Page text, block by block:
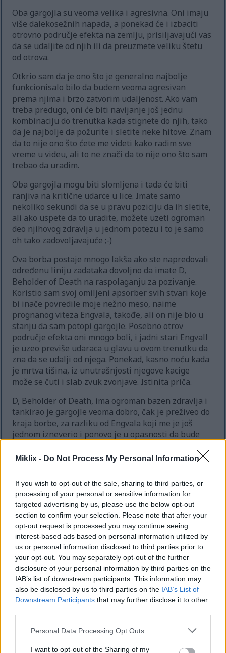
Miklix - Do Not Process My Personal Information
If you wish to opt-out of the sale, sharing to third parties, or
processing of your personal or sensitive information for
targeted advertising by us, please use the below opt-out
section to confirm your selection. Please note that after your
opt-out request is processed you may continue seeing
interest-based ads based on personal information utilized by
us or personal information disclosed to third parties prior to
your opt-out. You may separately opt-out of the further
disclosure of your personal information by third parties on the
IAB’s list of downstream participants. This information may
also be disclosed by us to third parties on the IAB’s List of
Downstream Participants that may further disclose it to other
Please note that this website/app uses one or more Google
not limited to your visit or usage behaviour. You may click to
Personal Data Processing Opt Outs
I want to opt-out of the Sharing of my
Oba gargojla su veoma velika i agresivna. Oni imaju
više dalekosežnih napada, a ponekad će i izbaciti
otrovno područje efekta na zemlju, prisiljavajući vas
da se udaljite od njih ili da preuzmete veliku štetu
od otrova.
Otkrio sam da je ono što je generalno najbolje
funkcionisalo bilo da budem veoma agresivan
prema njima i brzo zatvorim udaljenost. Ako vam
treba predugo, oni će biti navijanje još jednu
kombinaciju do trenutka kada stignete do njih, tako
da je najbolje da požurite i sletite neke hitove. Znam
da to nije ono što ćete me videti kako radim sve
vreme u videu, ali to ne znači da to nije ono što sam
trebao da uradim.
Oba gargojla mogu biti slomljena i tada će biti
ranjiva na kritične udarce u lice. Imate samo
nekoliko sekundi da se u pravu poziciju da ih sletite,
ali ako uspete da to uradite, možete uzeti ogroman
deo njihovog zdravlja u jednom potezu i to je samo
oh tako zadovoljavajuće ;-)
Ova borba postaje mnogo lakša ako ste napredovali
određenu liniju zadataka dovoljno da imate D,
Beholder of Death na raspolaganju za pozivanje.
Koristio sam svoj omiljeni apsorber svih stvari koje
bi inače povredile moje nežno meso, naime
prognanog viteza Engvala, takođe, ali on nije bio u
stanju da sam potopi gargojle. Posebno otrov
područje efekta oni mnogo boli, i jadni stari Engvall
je uzeo previše udaraca u glavu u ovom trenutku da
zna da se udalji od njega. Ponekad, kasno noću kada
je mrtva tišina, iz unutrašnjosti njegove kacige
može se čuti i slab zvuk zvonjave. Istinita priča.
D, Beholder of Death, ima ogroman bazen zdravlja i
tankirao je gargojle veoma dobro, čak je preživeo do
kraja borbe, za razliku od Engvala koji me je još
jednom izneverio i ponovo je u opasnosti da bude
Počinjem da mislim da je postao previše svestan
raspolaganju za pozivanje i da to koristi.
Igram kao uglavnom Spretnost graditi. Moje oružje
za blisku borbu je Guardian's Swordspear sa oštrim
afinitetom i Sacred Blade Ash of War. Moje oružje na
daljinu su Longbov i Shortbov. Bio sam na nivou
runa 85 kada je snimljen ovaj video. Nisam baš
siguran da li se to generalno smatra prikladnim, ali
težina igre mi se čini razumnom – želim slatku
tačku koja nije zatupljujuća u lakom modu, ali i nije
toliko teška da ću satima biti zaglavljen na istom
šefu, jer mi to uopšte nije zabavno.
U svakom slučaju, ovo je kraj ovog Valiant Gargoyles
videa. Hvala na gledanju. Pogledajte kanal ili
razmislite o tome da ste potpuno sjajni od